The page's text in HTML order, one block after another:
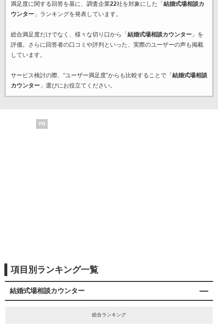
満足度に関する回答を基に、調査企業22社を対象にした「 結婚式場相談カ
ウンター」ランキングを発表しています。
総合満足度だけでなく、様々な切り口から「 結婚式場相談カウンター」を
評価。さらに回答者の口コミや評判といった、実際のユーザーの声も掲載
しています。
サービス検討の際、“ユーザー満足度”からも比較することで「 結婚式場相談
カウンター」選びにお役立てください。
PR
項目別ランキング一覧
結婚式場相談カウンター
総合ランキング